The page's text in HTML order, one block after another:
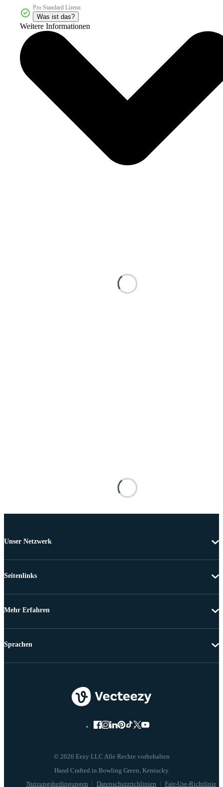
Pro Standard Lizenz
Was ist das?
Weitere Informationen
Unser Netzwerk
Seitenlinks
Mehr Erfahren
© 2026 Eezy LLC Alle Rechte vorbehalten
Nutzungsbedingungen Datenschutzrichlinien Fair-Use-Richtlinie
Sprachen